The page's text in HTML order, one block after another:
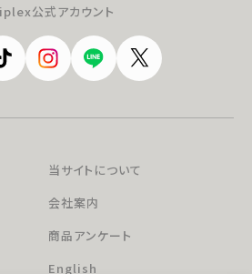
公式アカウント
当サイトについて
会社案内
商品アンケート
English